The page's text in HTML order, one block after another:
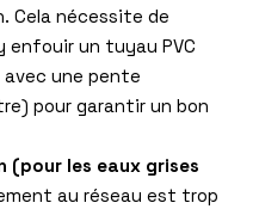
Cela nécessite de
enfouir un tuyau PVC
une pente
pour garantir un bon
(pour les eaux grises
au réseau est trop